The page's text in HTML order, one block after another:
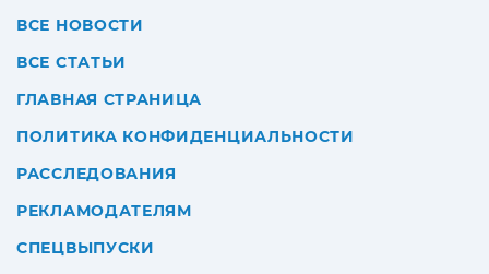
ВСЕ НОВОСТИ
ВСЕ СТАТЬИ
ГЛАВНАЯ СТРАНИЦА
ПОЛИТИКА КОНФИДЕНЦИАЛЬНОСТИ
РАССЛЕДОВАНИЯ
РЕКЛАМОДАТЕЛЯМ
СПЕЦВЫПУСКИ